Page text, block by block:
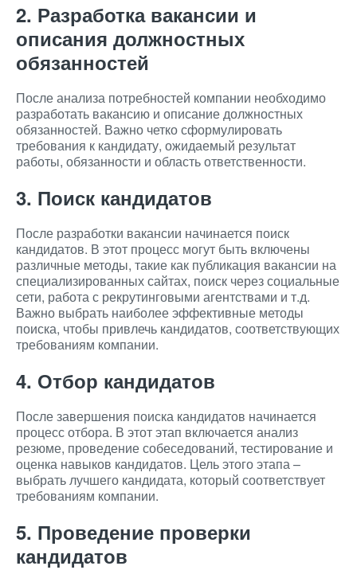
2. Разработка вакансии и
описания должностных
обязанностей
После анализа потребностей компании необходимо
разработать вакансию и описание должностных
обязанностей. Важно четко сформулировать
требования к кандидату, ожидаемый результат
работы, обязанности и область ответственности.
3. Поиск кандидатов
После разработки вакансии начинается поиск
кандидатов. В этот процесс могут быть включены
различные методы, такие как публикация вакансии на
специализированных сайтах, поиск через социальные
сети, работа с рекрутинговыми агентствами и т.д.
Важно выбрать наиболее эффективные методы
поиска, чтобы привлечь кандидатов, соответствующих
требованиям компании.
4. Отбор кандидатов
После завершения поиска кандидатов начинается
процесс отбора. В этот этап включается анализ
резюме, проведение собеседований, тестирование и
оценка навыков кандидатов. Цель этого этапа –
выбрать лучшего кандидата, который соответствует
требованиям компании.
5. Проведение проверки
кандидатов